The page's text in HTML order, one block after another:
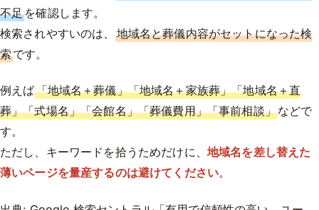
不足を確認します。
検索されやすいのは、 地域名と葬儀内容がセットになった検
索です。
例えば「地域名＋葬儀」「地域名＋家族葬」「地域名＋直
葬」「式場名」「会館名」「葬儀費用」「事前相談」などで
す。
ただし、キーワードを拾うためだけに、 地域名を差し替えた
薄いページを量産するのは避けてください。